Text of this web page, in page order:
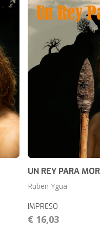
UN REY PARA
Ruben Ygua
IMPRESO
€ 16,03